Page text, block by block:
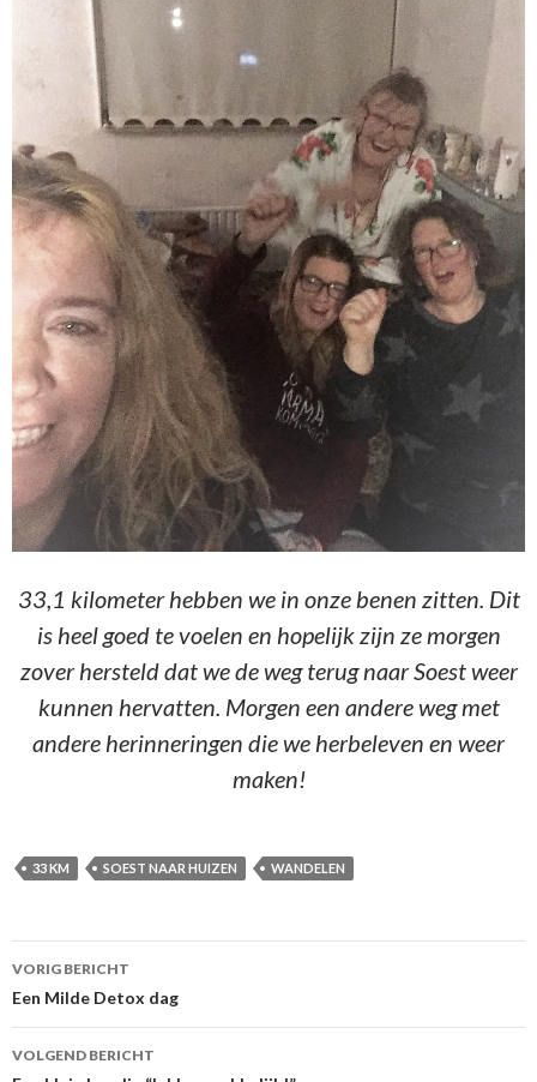
33,1 kilometer hebben we in onze benen zitten. Dit
is heel goed te voelen en hopelijk zijn ze morgen
zover hersteld dat we de weg terug naar Soest weer
kunnen hervatten. Morgen een andere weg met
andere herinneringen die we herbeleven en weer
maken!
33 KM SOEST NAAR HUIZEN WANDELEN
Berichtnavigatie
VORIG BERICHT
Een Milde Detox dag
VOLGEND BERICHT